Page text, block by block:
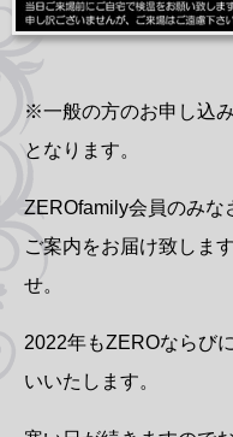
※一般の方のお申し込
となります。
ZEROfamily会員のみな
ご案内をお届け致しま
せ。
2022年もZEROならび
いいたします。